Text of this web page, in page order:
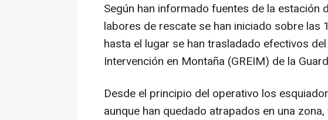
Según han informado fuentes de la estación
labores de rescate se han iniciado sobre las
hasta el lugar se han trasladado efectivos
Intervención en Montaña (GREIM) de la
Desde el principio del operativo los
aunque han quedado atrapados en una